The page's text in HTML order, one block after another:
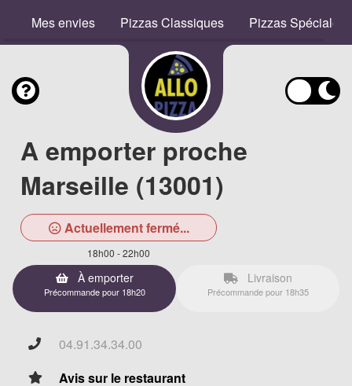
Mes envies Pizzas Classiques Pizzas Spéciales
A emporter proche
Marseille (13001)
Actuellement fermé...
18h00 - 22h00
À emporter
Précommande pour 18h20
Livraison
Précommande pour 18h35
04.91.34.34.00
Avis sur le restaurant